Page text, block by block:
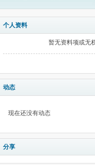
个人资料
暂无资料项或无
动态
现在还没有动态
分享